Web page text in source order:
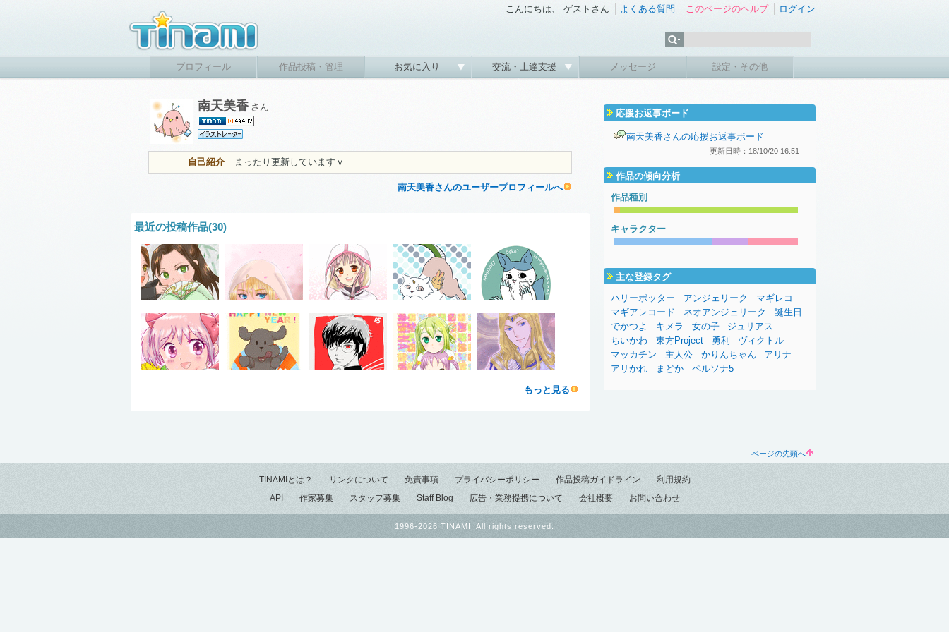
こんにちは、 ゲストさん よくある質問 このページのヘルプ ログイン
プロフィール 作品投稿・管理 お気に入り 交流・上達支援 メッセージ 設定・その他
南天美香 さん
自己紹介 まったり更新していますｖ
南天美香さんのユーザープロフィールへ
最近の投稿作品(30)
もっと見る
応援お返事ボード
南天美香さんの応援お返事ボード
更新日時：18/10/20 16:51
作品の傾向分析
作品種別
キャラクター
主な登録タグ
ハリーポッター
アンジェリーク
マギレコ
マギアレコード
ネオアンジェリーク
誕生日
でかつよ
キメラ 女の子
ジュリアス
ちいかわ
東方Project 勇利
ヴィクトル
マッカチン
主人公 かりんちゃん
アリナ
アリかれ
まどか ペルソナ5
ページの先頭へ
TINAMIとは？ リンクについて 免責事項 プライバシーポリシー 作品投稿ガイドライン
利用規約
API
作家募集 スタッフ募集 Staff Blog 広告・業務提携について 会社概要 お問い合わせ
1996-2026 TINAMI. All rights reserved.